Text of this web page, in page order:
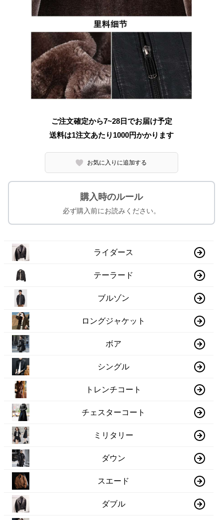
ご注文確定から7~28日でお届け予定
送料は1注文あたり 1000円かかります
お気に入りに追加する
購入時のルール
必ず購入前にお読みください。
ライダース
テーラード
ブルゾン
ロングジャケット
ボア
シングル
トレンチコート
チェスターコート
ミリタリー
ダウン
スエード
ダブル